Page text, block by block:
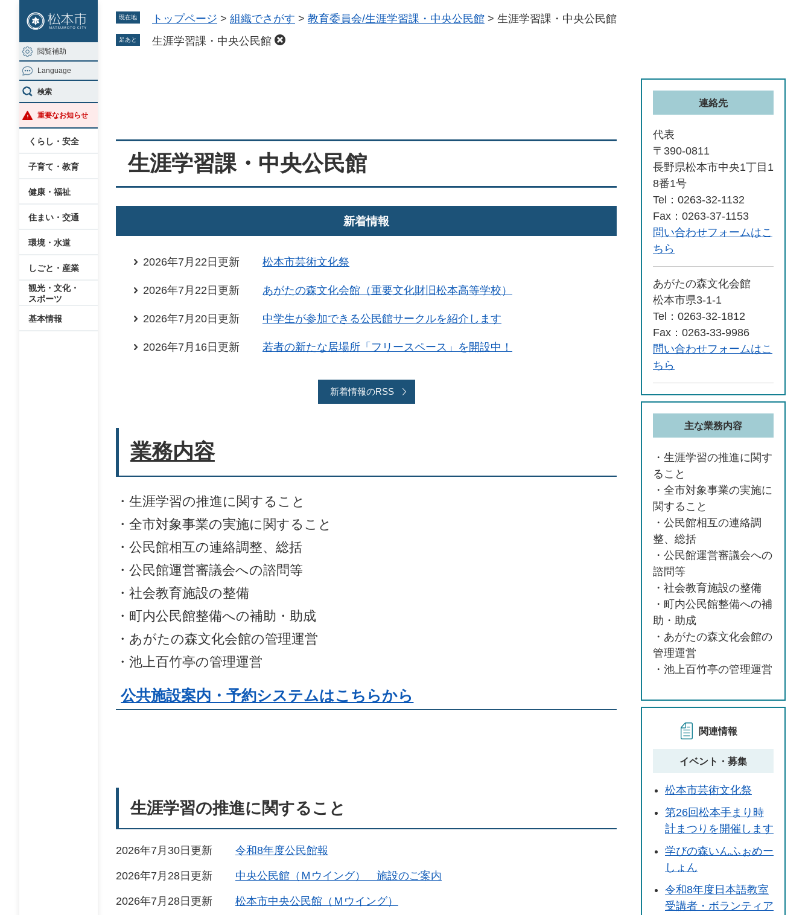
ジ
の
先
頭
で
す
ュ
ー
を
飛
ば
し
閲覧補助
Language
検索
重要なお知らせ
くらし・安全
子育て・教育
健康・福祉
住まい・交通
環境・水道
しごと・産業
観光・文化・
スポーツ
基本情報
現在地 トップページ > 組織でさがす > 教育委員会/生涯学習課・中央公民館 > 生涯学習課・中央公民館
足あと 生涯学習課・中央公民館
生涯学習課・中央公民館
新着情報
2026年7月22日更新 松本市芸術文化祭
2026年7月22日更新 あがたの森文化会館（重要文化財旧松本高等学校）
2026年7月20日更新 中学生が参加できる公民館サークルを紹介します
2026年7月16日更新 若者の新たな居場所「フリースペース」を開設中！
新着情報のRSS
業務内容
・生涯学習の推進に関すること
・全市対象事業の実施に関すること
・公民館相互の連絡調整、総括
・公民館運営審議会への諮問等
・社会教育施設の整備
・町内公民館整備への補助・助成
・あがたの森文化会館の管理運営
・池上百竹亭の管理運営
公共施設案内・予約システムはこちらから
生涯学習の推進に関すること
2026年7月30日更新 令和8年度公民館報
2026年7月28日更新 中央公民館（Ｍウイング） 施設のご案内
2026年7月28日更新 松本市中央公民館（Ｍウイング）
連絡先
代表
〒390-0811
長野県松本市中央1丁目1
8番1号
Tel：0263-32-1132
Fax：0263-37-1153
問い合わせフォームはこ
ちら
あがたの森文化会館
松本市県3-1-1
Tel：0263-32-1812
Fax：0263-33-9986
問い合わせフォームはこ
ちら
主な業務内容
・生涯学習の推進に関す
ること
・全市対象事業の実施に
関すること
・公民館相互の連絡調
整、総括
・公民館運営審議会への
諮問等
・社会教育施設の整備
・町内公民館整備への補
助・助成
・あがたの森文化会館の
管理運営
・池上百竹亭の管理運営
関連情報
イベント・募集
松本市芸術文化祭
第26回松本手まり時
計まつりを開催します
学びの森いんふぉめー
しょん
令和8年度日本語教室
受講者・ボランティア